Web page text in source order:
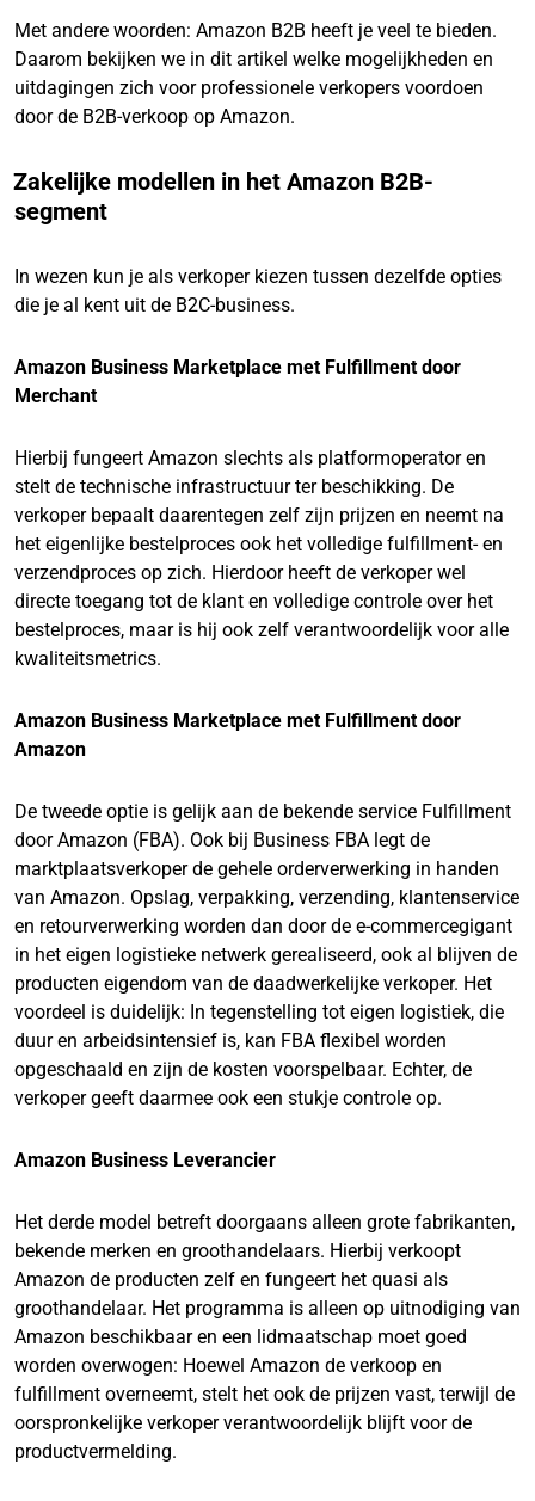
Met andere woorden: Amazon B2B heeft je veel te bieden.
Daarom bekijken we in dit artikel welke mogelijkheden en
uitdagingen zich voor professionele verkopers voordoen
door de B2B-verkoop op Amazon.
Zakelijke modellen in het Amazon B2B-
segment
In wezen kun je als verkoper kiezen tussen dezelfde opties
die je al kent uit de B2C-business.
Amazon Business Marketplace met Fulfillment door
Merchant
Hierbij fungeert Amazon slechts als platformoperator en
stelt de technische infrastructuur ter beschikking. De
verkoper bepaalt daarentegen zelf zijn prijzen en neemt na
het eigenlijke bestelproces ook het volledige fulfillment- en
verzendproces op zich. Hierdoor heeft de verkoper wel
directe toegang tot de klant en volledige controle over het
bestelproces, maar is hij ook zelf verantwoordelijk voor alle
kwaliteitsmetrics.
Amazon Business Marketplace met Fulfillment door
Amazon
De tweede optie is gelijk aan de bekende service Fulfillment
door Amazon (FBA). Ook bij Business FBA legt de
marktplaatsverkoper de gehele orderverwerking in handen
van Amazon. Opslag, verpakking, verzending, klantenservice
en retourverwerking worden dan door de e-commercegigant
in het eigen logistieke netwerk gerealiseerd, ook al blijven de
producten eigendom van de daadwerkelijke verkoper. Het
voordeel is duidelijk: In tegenstelling tot eigen logistiek, die
duur en arbeidsintensief is, kan FBA flexibel worden
opgeschaald en zijn de kosten voorspelbaar. Echter, de
verkoper geeft daarmee ook een stukje controle op.
Amazon Business Leverancier
Het derde model betreft doorgaans alleen grote fabrikanten,
bekende merken en groothandelaars. Hierbij verkoopt
Amazon de producten zelf en fungeert het quasi als
groothandelaar. Het programma is alleen op uitnodiging van
Amazon beschikbaar en een lidmaatschap moet goed
worden overwogen: Hoewel Amazon de verkoop en
fulfillment overneemt, stelt het ook de prijzen vast, terwijl de
oorspronkelijke verkoper verantwoordelijk blijft voor de
productvermelding.